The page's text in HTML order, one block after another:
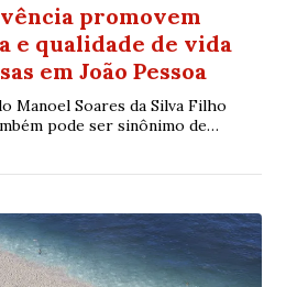
promovem
e qualidade de vida
em João Pessoa
Manoel Soares da Silva Filho
pode ser sinônimo de